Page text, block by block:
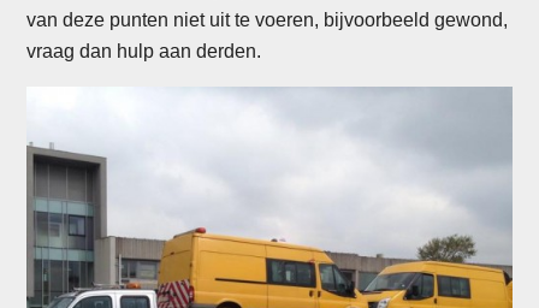
van deze punten niet uit te voeren, bijvoorbeeld gewond,
vraag dan hulp aan derden.